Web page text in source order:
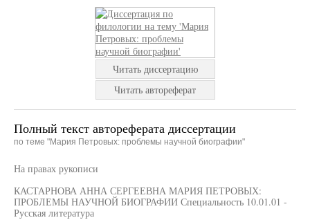
Читать диссертацию
Читать автореферат
Полный текст автореферата диссертации
по теме "Мария Петровых: проблемы научной биографии"
На правах рукописи
КАСТАРНОВА АННА СЕРГЕЕВНА МАРИЯ ПЕТРОВЫХ:
ПРОБЛЕМЫ НАУЧНОЙ БИОГРАФИИ Специальность 10.01.01 -
Русская литература